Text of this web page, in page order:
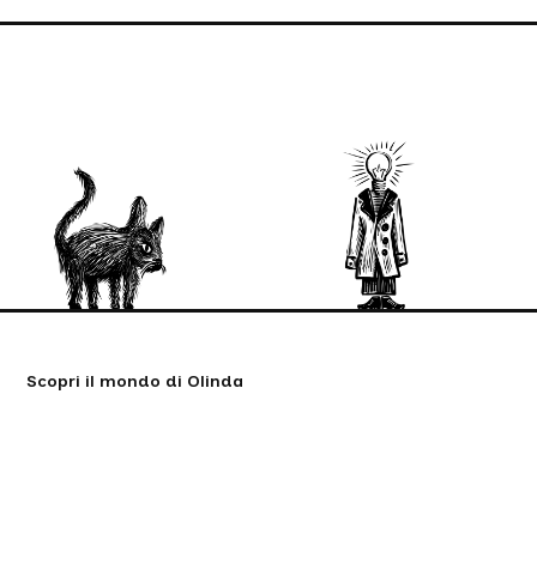
Scopri il mondo di Olinda